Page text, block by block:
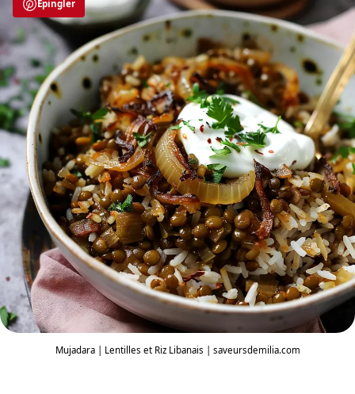
Épingler
Mujadara | Lentilles et Riz Libanais | saveursdemilia.com